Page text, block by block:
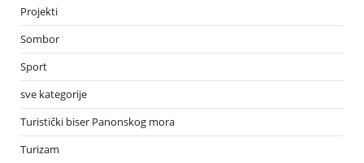
Projekti
Sombor
Sport
sve kategorije
Turistički biser Panonskog mora
Turizam